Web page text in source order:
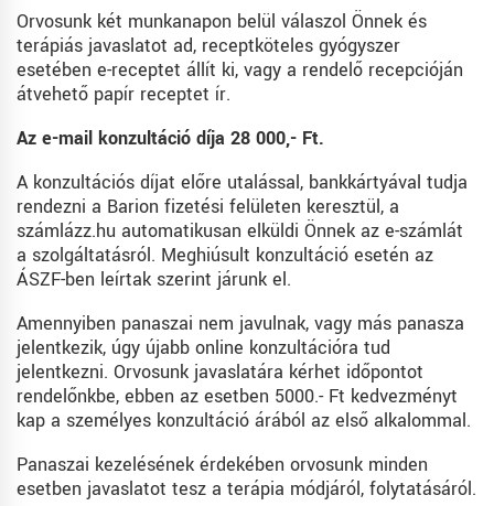
Orvosunk két munkanapon belül válaszol Önnek és
terápiás javaslatot ad, receptköteles gyógyszer
esetében e-receptet állít ki, vagy a rendelő recepcióján
átvehető papír receptet ír.
Az e-mail konzultáció díja 28 000,- Ft.
A konzultációs díjat előre utalással, bankkártyával tudja
rendezni a Barion fizetési felületen keresztül, a
számlázz.hu automatikusan elküldi Önnek az e-számlát
a szolgáltatásról. Meghiúsult konzultáció esetén az
ÁSZF-ben leírtak szerint járunk el.
Amennyiben panaszai nem javulnak, vagy más panasza
jelentkezik, úgy újabb online konzultációra tud
jelentkezni. Orvosunk javaslatára kérhet időpontot
rendelőnkbe, ebben az esetben 5000.- Ft kedvezményt
kap a személyes konzultáció árából az első alkalommal.
Panaszai kezelésének érdekében orvosunk minden
esetben javaslatot tesz a terápia módjáról, folytatásáról.